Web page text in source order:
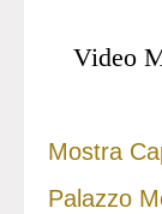
Video
Mostra
Palazzo